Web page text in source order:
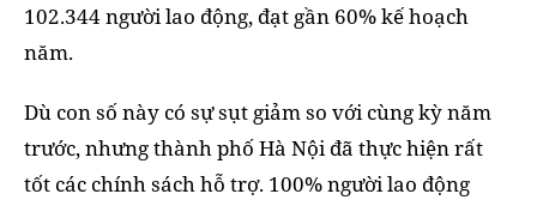
102.344 người lao động, đạt gần 60% kế hoạch
năm.
Dù con số này có sự sụt giảm so với cùng kỳ năm
trước, nhưng thành phố Hà Nội đã thực hiện rất
tốt các chính sách hỗ trợ. 100% người lao động